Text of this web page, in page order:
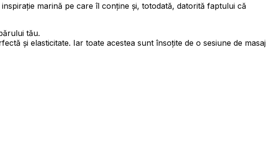
marină pe care îl conține și, totodată, datorită faptului că
tău.
și elasticitate. Iar toate acestea sunt însoțite de o sesiune de masaj